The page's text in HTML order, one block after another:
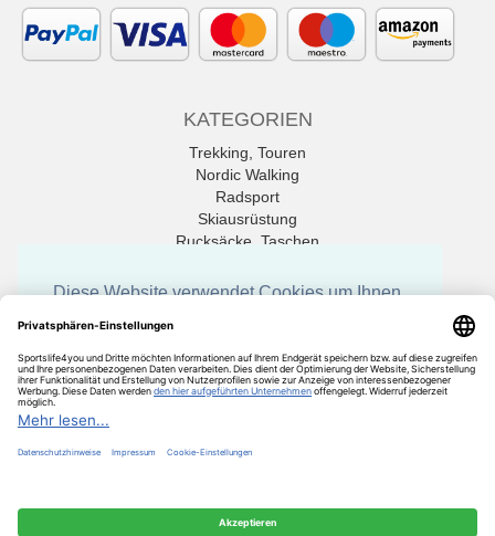
KATEGORIEN
Trekking, Touren
Nordic Walking
Radsport
Skiausrüstung
Rucksäcke, Taschen
Alle Marken
*inkl. MwSt., zzgl.Versandkosten
Diese Website verwendet Cookies um Ihnen
die bestmöglichen Funktionen zu bieten.
Technisch notwendig